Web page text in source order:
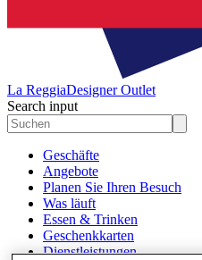
La ReggiaDesigner Outlet
Search input
Geschäfte
Angebote
Planen Sie Ihren Besuch
Was läuft
Essen & Trinken
Geschenkkarten
Dienstleistungen